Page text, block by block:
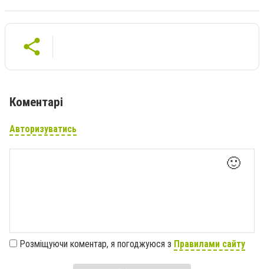
Коментарі
Авторизуватись
🙂
Розміщуючи коментар, я погоджуюся з Правилами сайту